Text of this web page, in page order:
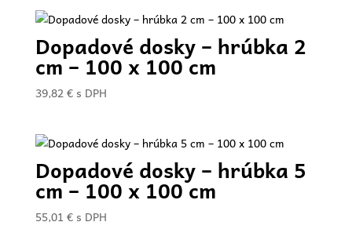
Dopadové dosky – hrúbka 2
cm – 100 x 100 cm
39,82€ s DPH
Dopadové dosky – hrúbka 5
cm – 100 x 100 cm
55,01 € s DPH